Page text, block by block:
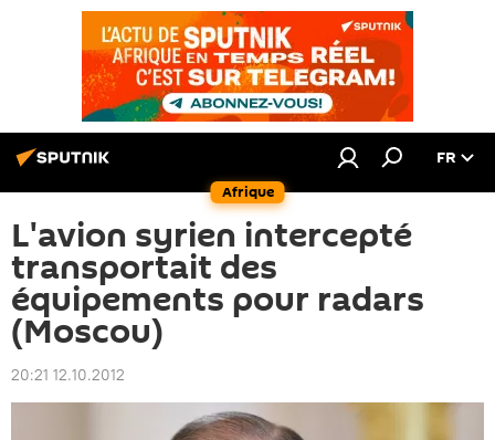
Afrique
FR
L'avion syrien intercepté
transportait des
équipements pour radars
(Moscou)
20:21 12.10.2012